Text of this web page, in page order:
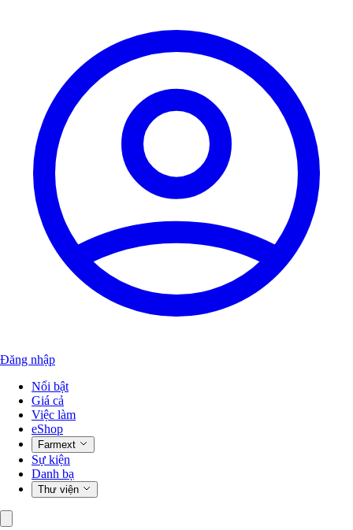
Đăng nhập
Nổi bật
Giá cả
Việc làm
eShop
Farmext
Sự kiện
Danh bạ
Thư viện